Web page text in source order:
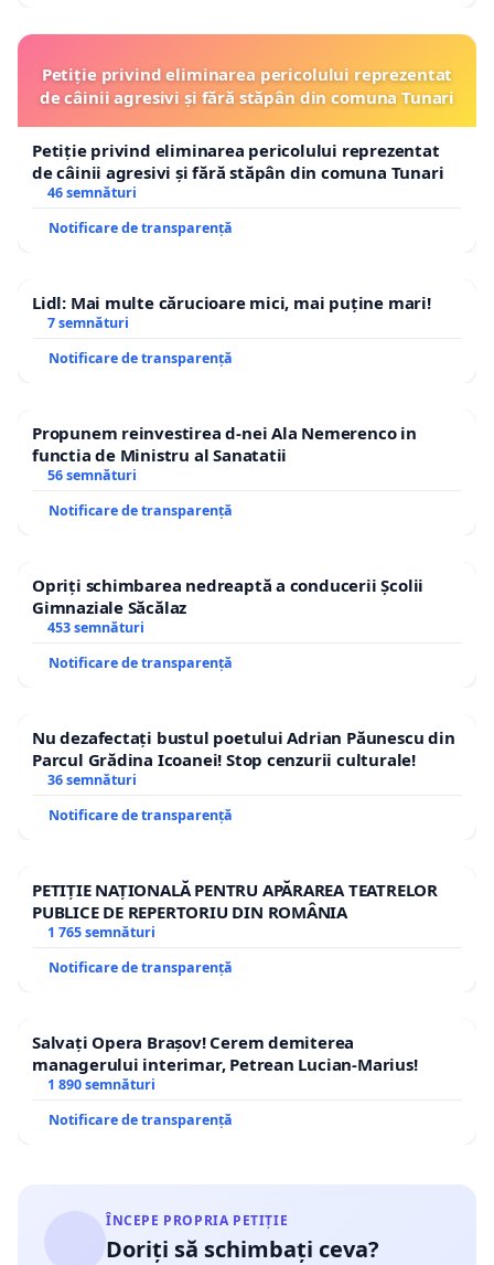
Petiție privind eliminarea pericolului reprezentat
de câinii agresivi și fără stăpân din comuna Tunari
Petiție privind eliminarea pericolului reprezentat
de câinii agresivi și fără stăpân din comuna Tunari
46 semnături
Notificare de transparență
Lidl: Mai multe cărucioare mici, mai puține mari!
7 semnături
Notificare de transparență
Propunem reinvestirea d-nei Ala Nemerenco in
functia de Ministru al Sanatatii
56 semnături
Notificare de transparență
Opriți schimbarea nedreaptă a conducerii Școlii
Gimnaziale Săcălaz
453 semnături
Notificare de transparență
Nu dezafectați bustul poetului Adrian Păunescu din
Parcul Grădina Icoanei! Stop cenzurii culturale!
36 semnături
Notificare de transparență
PETIȚIE NAȚIONALĂ PENTRU APĂRAREA TEATRELOR
PUBLICE DE REPERTORIU DIN ROMÂNIA
1 765 semnături
Notificare de transparență
Salvați Opera Brașov! Cerem demiterea
managerului interimar, Petrean Lucian-Marius!
1 890 semnături
Notificare de transparență
ÎNCEPE PROPRIA PETIȚIE
Doriți să schimbați ceva?